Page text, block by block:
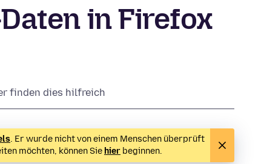
in Firefox
finden dies hilfreich
. Er wurde nicht von einem Menschen überprüft
möchten, können Sie hier beginnen.